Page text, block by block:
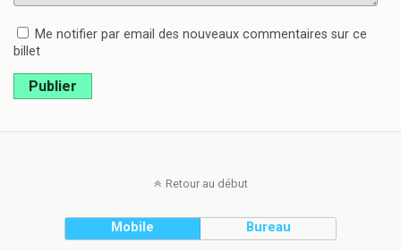
Me notifier par email des nouveaux commentaires sur ce
billet
Publier
Retour au début
Mobile Bureau